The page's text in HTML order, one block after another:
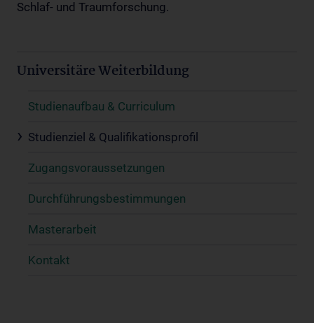
Schlaf- und Traumforschung.
Universitäre Weiterbildung
Studienaufbau & Curriculum
Studienziel & Qualifikationsprofil
Zugangsvoraussetzungen
Durchführungsbestimmungen
Masterarbeit
Kontakt